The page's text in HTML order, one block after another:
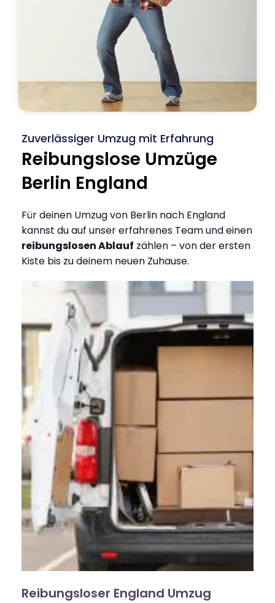
Zuverlässiger Umzug mit Erfahrung
Reibungslose Umzüge
Berlin England
Für deinen Umzug von Berlin nach England
kannst du auf unser erfahrenes Team und einen
reibungslosen Ablauf zählen – von der ersten
Kiste bis zu deinem neuen Zuhause.
Reibungsloser England Umzug